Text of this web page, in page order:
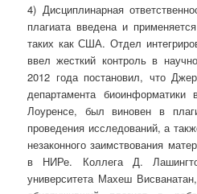
4) Дисциплинарная
плагиата введена и
таких как США. Отдел
ввел жесткий контроль в
2012 года постановил, что
департамента
Лоуренсе, был виновен в
проведения исследований, а
незаконного заимствования
в НИРе. Коллега Д.
университета Махеш